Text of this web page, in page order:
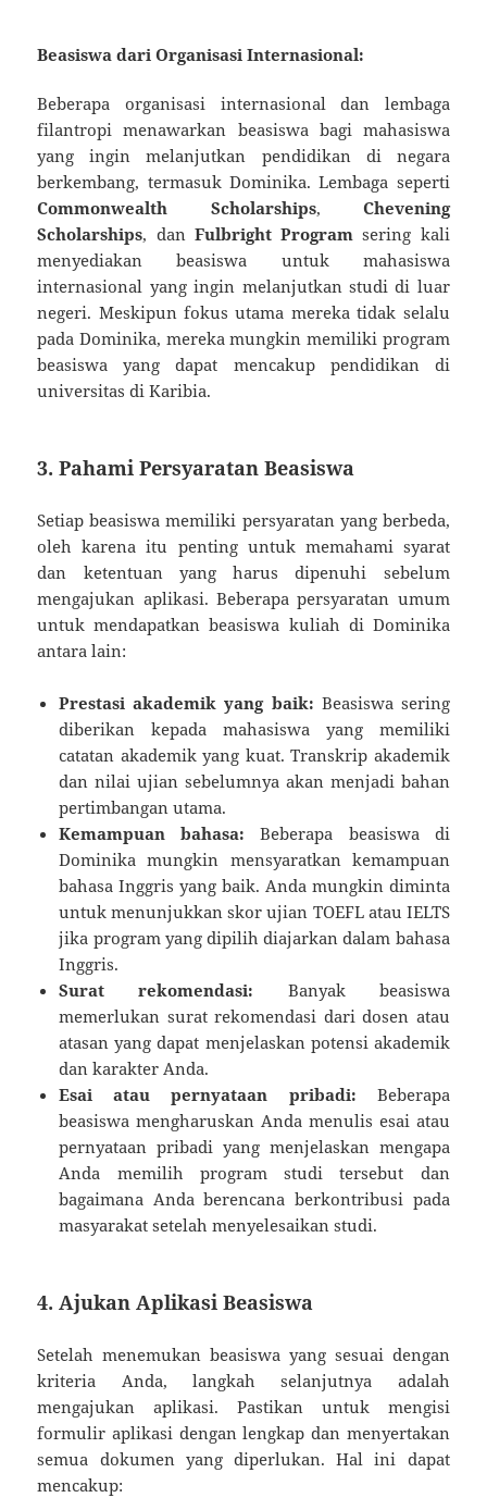
Beasiswa dari Organisasi Internasional:
Beberapa organisasi internasional dan lembaga
filantropi menawarkan beasiswa bagi mahasiswa
yang ingin melanjutkan pendidikan di negara
berkembang, termasuk Dominika. Lembaga seperti
Commonwealth Scholarships, Chevening
Scholarships, dan Fulbright Program sering kali
menyediakan beasiswa untuk mahasiswa
internasional yang ingin melanjutkan studi di luar
negeri. Meskipun fokus utama mereka tidak selalu
pada Dominika, mereka mungkin memiliki program
beasiswa yang dapat mencakup pendidikan di
universitas di Karibia.
3. Pahami Persyaratan Beasiswa
Setiap beasiswa memiliki persyaratan yang berbeda,
oleh karena itu penting untuk memahami syarat
dan ketentuan yang harus dipenuhi sebelum
mengajukan aplikasi. Beberapa persyaratan umum
untuk mendapatkan beasiswa kuliah di Dominika
antara lain:
Prestasi akademik yang baik: Beasiswa sering
diberikan kepada mahasiswa yang memiliki
catatan akademik yang kuat. Transkrip akademik
dan nilai ujian sebelumnya akan menjadi bahan
pertimbangan utama.
Kemampuan bahasa: Beberapa beasiswa di
Dominika mungkin mensyaratkan kemampuan
bahasa Inggris yang baik. Anda mungkin diminta
untuk menunjukkan skor ujian TOEFL atau IELTS
jika program yang dipilih diajarkan dalam bahasa
Inggris.
Surat rekomendasi: Banyak beasiswa
memerlukan surat rekomendasi dari dosen atau
atasan yang dapat menjelaskan potensi akademik
dan karakter Anda.
Esai atau pernyataan pribadi: Beberapa
beasiswa mengharuskan Anda menulis esai atau
pernyataan pribadi yang menjelaskan mengapa
Anda memilih program studi tersebut dan
bagaimana Anda berencana berkontribusi pada
masyarakat setelah menyelesaikan studi.
4. Ajukan Aplikasi Beasiswa
Setelah menemukan beasiswa yang sesuai dengan
kriteria Anda, langkah selanjutnya adalah
mengajukan aplikasi. Pastikan untuk mengisi
formulir aplikasi dengan lengkap dan menyertakan
semua dokumen yang diperlukan. Hal ini dapat
mencakup: